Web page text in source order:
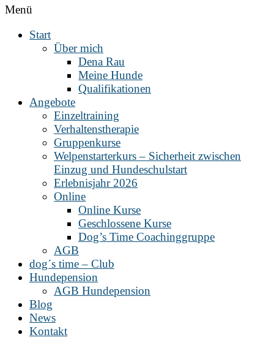
Menü
Start
Über mich
Dena Rau
Meine Hunde
Qualifikationen
Angebote
Einzeltraining
Verhaltenstherapie
Gruppenkurse
Welpenstarterkurs – Sicherheit zwischen
Einzug und Hundeschulstart
Erlebnisjahr 2026
Online
Online Kurse
Geschlossene Kurse
Dog’s Time Coachinggruppe
AGB
dog´s time – Club
Hundepension
AGB Hundepension
Blog
News
Kontakt